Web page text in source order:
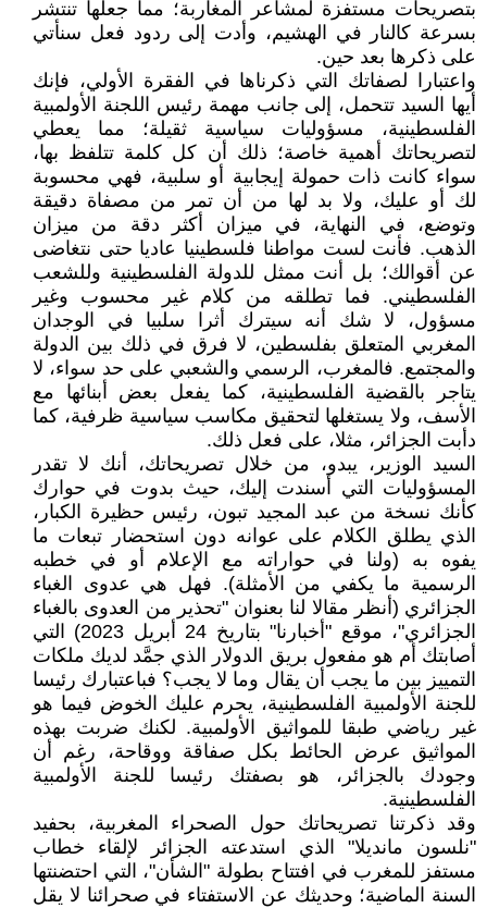
بتصريحات مستفزة لمشاعر المغاربة؛ مما جعلها تنتشر
بسرعة كالنار في الهشيم، وأدت إلى ردود فعل سنأتي
على ذكرها بعد حين.
واعتبارا لصفاتك التي ذكرناها في الفقرة الأولي، فإنك
أيها السيد تتحمل، إلى جانب مهمة رئيس اللجنة الأولمبية
الفلسطينية، مسؤوليات سياسية ثقيلة؛ مما يعطي
لتصريحاتك أهمية خاصة؛ ذلك أن كل كلمة تتلفظ بها،
سواء كانت ذات حمولة إيجابية أو سلبية، فهي محسوبة
لك أو عليك، ولا بد لها من أن تمر من مصفاة دقيقة
وتوضع، في النهاية، في ميزان أكثر دقة من ميزان
الذهب. فأنت لست مواطنا فلسطينيا عاديا حتى نتغاضى
عن أقوالك؛ بل أنت ممثل للدولة الفلسطينية وللشعب
الفلسطيني. فما تطلقه من كلام غير محسوب وغير
مسؤول، لا شك أنه سيترك أثرا سلبيا في الوجدان
المغربي المتعلق بفلسطين، لا فرق في ذلك بين الدولة
والمجتمع. فالمغرب، الرسمي والشعبي على حد سواء، لا
يتاجر بالقضية الفلسطينية، كما يفعل بعض أبنائها مع
الأسف، ولا يستغلها لتحقيق مكاسب سياسية ظرفية، كما
دأبت الجزائر، مثلا، على فعل ذلك.
السيد الوزير، يبدو، من خلال تصريحاتك، أنك لا تقدر
المسؤوليات التي أسندت إليك، حيث بدوت في حوارك
كأنك نسخة من عبد المجيد تبون، رئيس حظيرة الكبار،
الذي يطلق الكلام على عوانه دون استحضار تبعات ما
يفوه به (ولنا في حواراته مع الإعلام أو في خطبه
الرسمية ما يكفي من الأمثلة). فهل هي عدوى الغباء
الجزائري (أنظر مقالا لنا بعنوان "تحذير من العدوى بالغباء
الجزائري"، موقع "أخبارنا" بتاريخ 24 أبريل 2023) التي
أصابتك أم هو مفعول بريق الدولار الذي جمَّد لديك ملكات
التمييز بين ما يجب أن يقال وما لا يجب؟ فباعتبارك رئيسا
للجنة الأولمبية الفلسطينية، يحرم عليك الخوض فيما هو
غير رياضي طبقا للمواثيق الأولمبية. لكنك ضربت بهذه
المواثيق عرض الحائط بكل صفاقة ووقاحة، رغم أن
وجودك بالجزائر، هو بصفتك رئيسا للجنة الأولمبية
الفلسطينية.
وقد ذكرتنا تصريحاتك حول الصحراء المغربية، بحفيد
"نلسون مانديلا" الذي استدعته الجزائر لإلقاء خطاب
مستفز للمغرب في افتتاح بطولة "الشأن"، التي احتضنتها
السنة الماضية؛ وحديثك عن الاستفتاء في صحرائنا لا يقل